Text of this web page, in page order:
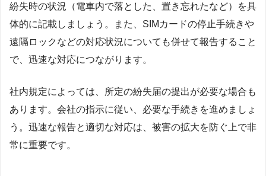
紛失時の状況（電車内で落とした、置き忘れたなど）を具
体的に記載しましょう。また、SIMカードの停止手続きや
遠隔ロックなどの対応状況についても併せて報告すること
で、迅速な対応につながります。
社内規定によっては、所定の紛失届の提出が必要な場合も
あります。会社の指示に従い、必要な手続きを進めましょ
う。迅速な報告と適切な対応は、被害の拡大を防ぐ上で非
常に重要です。